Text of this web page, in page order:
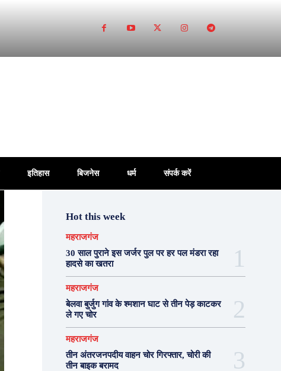
इतिहास बिजनेस धर्म संपर्क करें
Hot this week
महराजगंज
30 साल पुराने इस जर्जर पुल पर हर पल मंडरा रहा
हादसे का खतरा
महराजगंज
बेलवा बुर्जुग गांव के श्मशान घाट से तीन पेड़ काटकर
ले गए चोर
महराजगंज
तीन अंतरजनपदीय वाहन चोर गिरफ्तार, चोरी की
तीन बाइक बरामद